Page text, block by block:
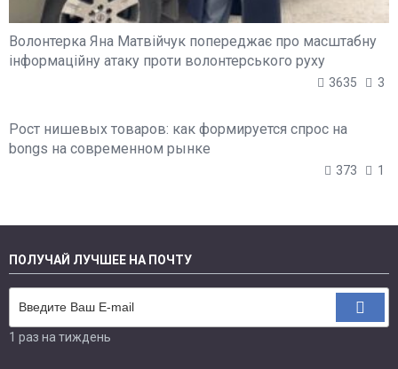
Волонтерка Яна Матвійчук попереджає про масштабну
інформаційну атаку проти волонтерського руху
3635 3
Рост нишевых товаров: как формируется спрос на
bongs на современном рынке
373 1
ПОЛУЧАЙ ЛУЧШЕЕ НА ПОЧТУ
1 раз на тиждень